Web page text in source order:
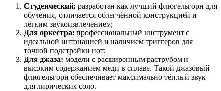
Студенческий: разработан как лучший флюгельгорн для
обучения, отличается облегчённой конструкцией и
лёгким звукоизвлечением;
Для оркестра: профессиональный инструмент с
идеальной интонацией и наличием триггеров для
точной подстройки нот;
Для джаза: модели с расширенным раструбом и
высоким содержанием меди в сплаве. Такой джазовый
флюгельгорн обеспечивает максимально тёплый звук
для лирических соло.